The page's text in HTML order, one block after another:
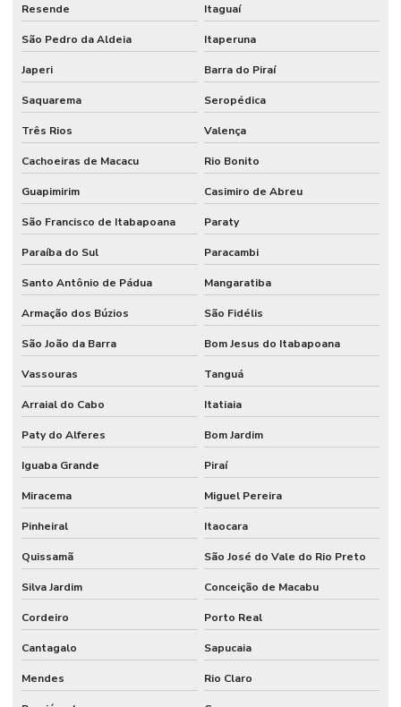
Resende Itaguaí
São Pedro da Aldeia Itaperuna
Japeri Barra do Piraí
Saquarema Seropédica
Três Rios Valença
Cachoeiras de Macacu Rio Bonito
Guapimirim Casimiro de Abreu
São Francisco de Itabapoana Paraty
Paraíba do Sul Paracambi
Santo Antônio de Pádua Mangaratiba
Armação dos Búzios São Fidélis
São João da Barra Bom Jesus do Itabapoana
Vassouras Tanguá
Arraial do Cabo Itatiaia
Paty do Alferes Bom Jardim
Iguaba Grande Piraí
Miracema Miguel Pereira
Pinheiral Itaocara
Quissamã São José do Vale do Rio Preto
Silva Jardim Conceição de Macabu
Cordeiro Porto Real
Cantagalo Sapucaia
Mendes Rio Claro